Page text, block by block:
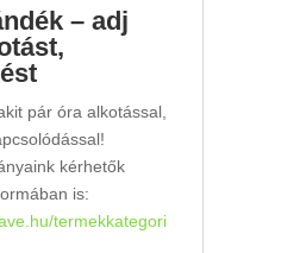
– adj
pár óra alkotással,
kérhetők
is:
termekkategori